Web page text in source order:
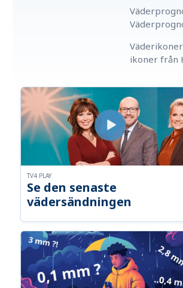
ikoner från
Se den senaste
vädersändningen
TV4 PLAY